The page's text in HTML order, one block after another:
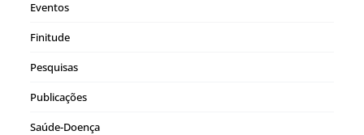
Eventos
Finitude
Pesquisas
Publicações
Saúde-Doença